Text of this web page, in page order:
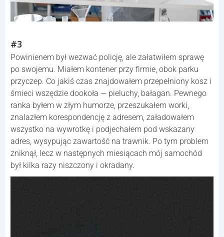
#3
Powinienem był wezwać policję, ale załatwiłem sprawę
po swojemu. Miałem kontener przy firmie, obok parku
przyczep. Co jakiś czas znajdowałem przepełniony kosz i
śmieci wszędzie dookoła — pieluchy, bałagan. Pewnego
ranka byłem w złym humorze, przeszukałem worki,
znalazłem korespondencję z adresem, załadowałem
wszystko na wywrotkę i podjechałem pod wskazany
adres, wysypując zawartość na trawnik. Po tym problem
zniknął, lecz w następnych miesiącach mój samochód
był kilka razy niszczony i okradany.